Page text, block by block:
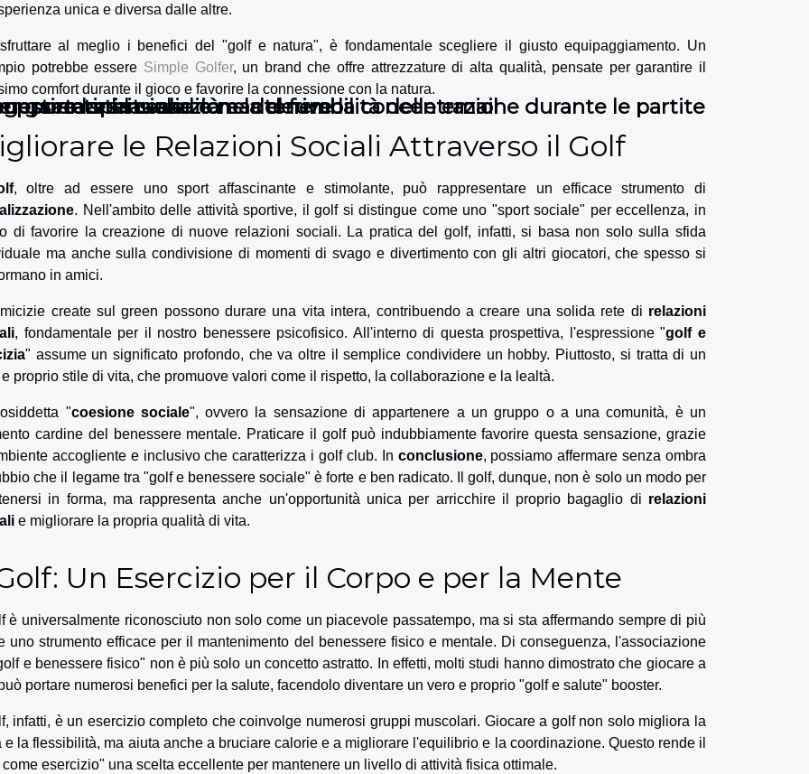
unica e diversa dalle altre.
al meglio i benefici del "golf e natura", è fondamentale scegliere il giusto equipaggiamento. Un
potrebbe essere Simple Golfer, un brand che offre attrezzature di alta qualità, pensate per garantire il
comfort durante il gioco e favorire la connessione con la natura.
le Relazioni Sociali Attraverso il Golf
, oltre ad essere uno sport affascinante e stimolante, può rappresentare un efficace strumento di
. Nell'ambito delle attività sportive, il golf si distingue come uno "sport sociale" per eccellenza, in
di favorire la creazione di nuove relazioni sociali. La pratica del golf, infatti, si basa non solo sulla sfida
ma anche sulla condivisione di momenti di svago e divertimento con gli altri giocatori, che spesso si
in amici.
create sul green possono durare una vita intera, contribuendo a creare una solida rete di relazioni
, fondamentale per il nostro benessere psicofisico. All'interno di questa prospettiva, l'espressione "golf e
" assume un significato profondo, che va oltre il semplice condividere un hobby. Piuttosto, si tratta di un
proprio stile di vita, che promuove valori come il rispetto, la collaborazione e la lealtà.
"coesione sociale", ovvero la sensazione di appartenere a un gruppo o a una comunità, è un
cardine del benessere mentale. Praticare il golf può indubbiamente favorire questa sensazione, grazie
accogliente e inclusivo che caratterizza i golf club. In conclusione, possiamo affermare senza ombra
che il legame tra "golf e benessere sociale" è forte e ben radicato. Il golf, dunque, non è solo un modo per
in forma, ma rappresenta anche un'opportunità unica per arricchire il proprio bagaglio di relazioni
e migliorare la propria qualità di vita.
Un Esercizio per il Corpo e per la Mente
è universalmente riconosciuto non solo come un piacevole passatempo, ma si sta affermando sempre di più
uno strumento efficace per il mantenimento del benessere fisico e mentale. Di conseguenza, l'associazione
e benessere fisico" non è più solo un concetto astratto. In effetti, molti studi hanno dimostrato che giocare a
portare numerosi benefici per la salute, facendolo diventare un vero e proprio "golf e salute" booster.
infatti, è un esercizio completo che coinvolge numerosi gruppi muscolari. Giocare a golf non solo migliora la
e la flessibilità, ma aiuta anche a bruciare calorie e a migliorare l'equilibrio e la coordinazione. Questo rende il
esercizio" una scelta eccellente per mantenere un livello di attività fisica ottimale.
spirituale
la tensione e mantenere la concentrazione durante le partite
la cessazione del fumo
garantire la validità e la derivabilità delle email